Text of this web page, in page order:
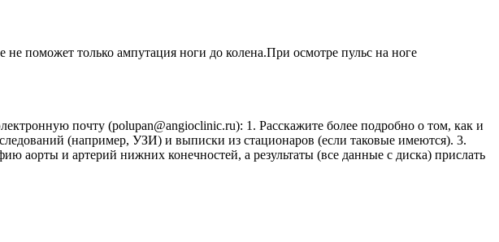
поможет только ампутация ноги до колена.При осмотре пульс на ноге
почту (polupan@angioclinic.ru): 1. Расскажите более подробно о том, как и
(например, УЗИ) и выписки из стационаров (если таковые имеются). 3.
аорты и артерий нижних конечностей, а результаты (все данные с диска) прислать